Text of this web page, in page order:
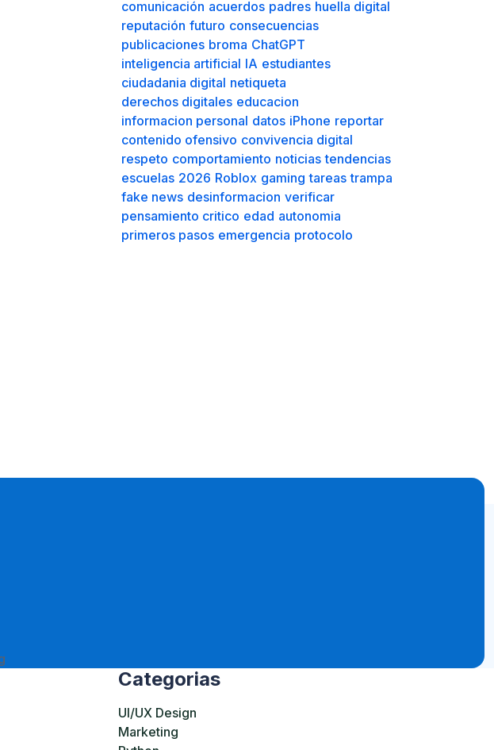
WiFi seguridad en redes navegación segura
VPN público conflictos familiares
comunicación acuerdos padres
reputación futuro consecuencias
publicaciones broma ChatGPT
inteligencia artificial IA estudiantes
ciudadania digital netiqueta
derechos digitales educacion
informacion personal datos iPhone reportar
contenido ofensivo convivencia digital
respeto comportamiento noticias tendencias
escuelas 2026 Roblox gaming tareas
fake news desinformacion verificar
Categorias